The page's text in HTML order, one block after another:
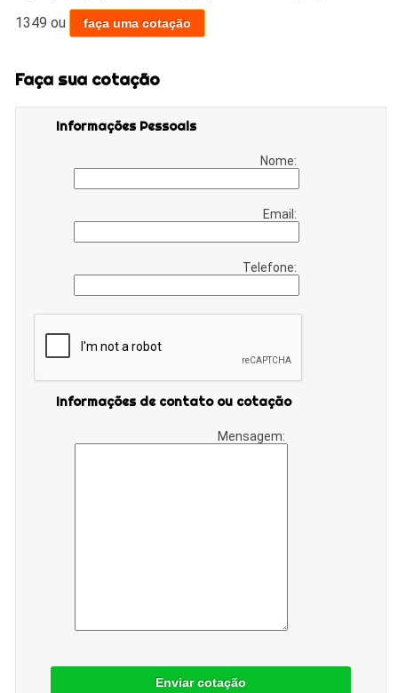
1349 ou faça uma cotação
Faça sua cotação
Informações Pessoais
Nome:
Email:
Telefone:
Informações de contato ou cotação
Mensagem:
Enviar cotação